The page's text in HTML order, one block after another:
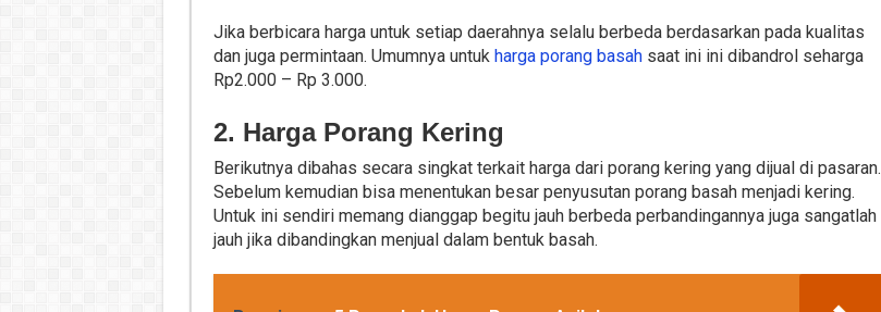
Jika berbicara harga untuk setiap daerahnya selalu berbeda berdasarkan pada kualitas
dan juga permintaan. Umumnya untuk harga porang basahsaat ini ini dibandrol seharga
Rp2.000 – Rp 3.000.
2. Harga Porang Kering
Berikutnya dibahas secara singkat terkait harga dari porang kering yang dijual di pasaran.
Sebelum kemudian bisa menentukan besar penyusutan porang basah menjadi kering.
Untuk ini sendiri memang dianggap begitu jauh berbeda perbandingannya juga sangatlah
jauh jika dibandingkan menjual dalam bentuk basah.